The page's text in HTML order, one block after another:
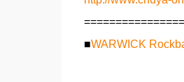
■WARWICK